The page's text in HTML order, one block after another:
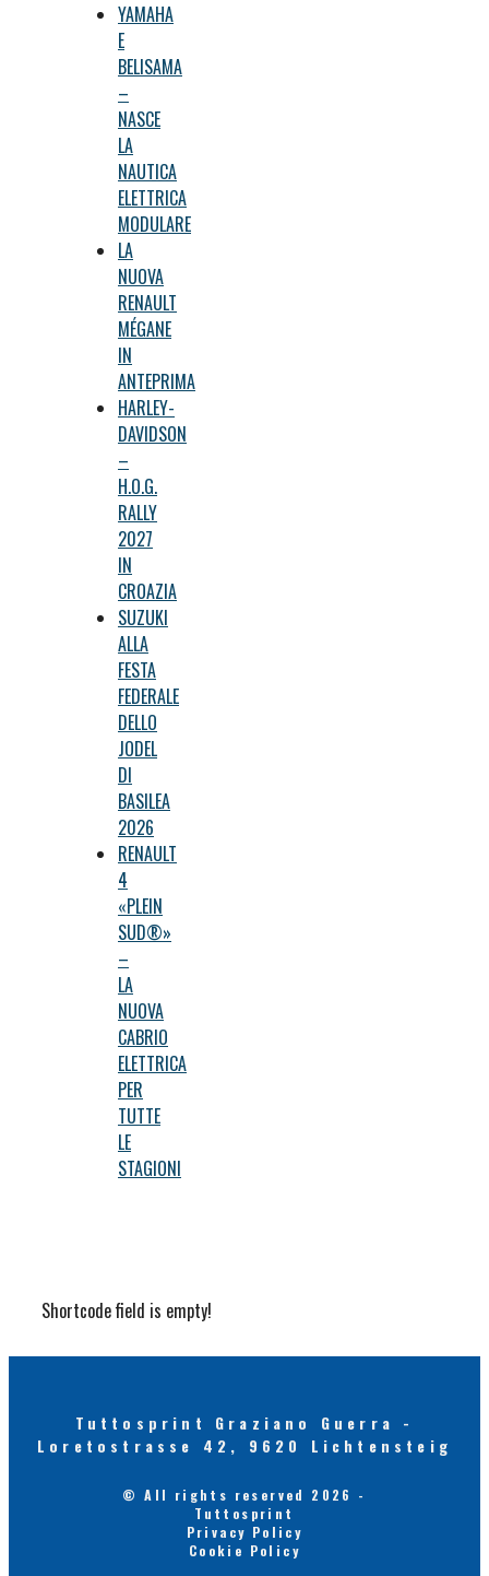
YAMAHA
E
BELISAMA
–
NASCE
LA
NAUTICA
ELETTRICA
MODULARE
LA
NUOVA
RENAULT
MÉGANE
IN
ANTEPRIMA
HARLEY-
DAVIDSON
–
H.O.G.
RALLY
2027
IN
CROAZIA
SUZUKI
ALLA
FESTA
FEDERALE
DELLO
JODEL
DI
BASILEA
2026
RENAULT
4
«PLEIN
SUD®»
–
LA
NUOVA
CABRIO
ELETTRICA
PER
TUTTE
LE
STAGIONI
Shortcode field is empty!
Tuttosprint Graziano Guerra -
Loretostrasse 42, 9620 Lichtensteig
© All rights reserved 2026 -
Tuttosprint
Privacy Policy
Cookie Policy